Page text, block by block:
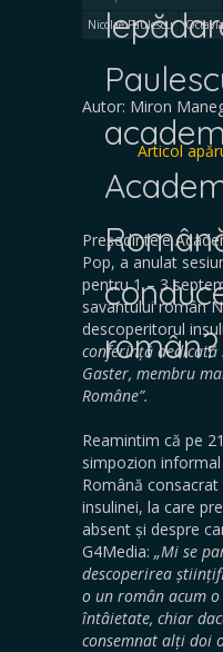
român?
Nicolae Paulescu
Autor: Miron
Articol
Președintele
Pop, a anulat
pentru 1 – 3
savantului român
descoperitorul
conferință dedicată
Gaster, membru
Române”.
Reamintim că pe
simpozion
Română
insulinei, la care
absent și despre
G4Media: „Mi se
descoperirea
o un român acum
întâietate, chiar
consemnat alți doi